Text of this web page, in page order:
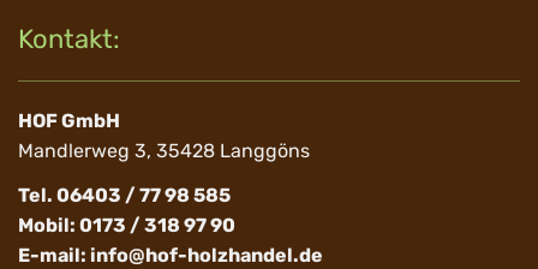
Kontakt:
HOF GmbH
Mandlerweg 3, 35428 Langgöns
Tel. 06403 / 77 98 585
Mobil: 0173 / 318 97 90
E-mail: info@hof-holzhandel.de